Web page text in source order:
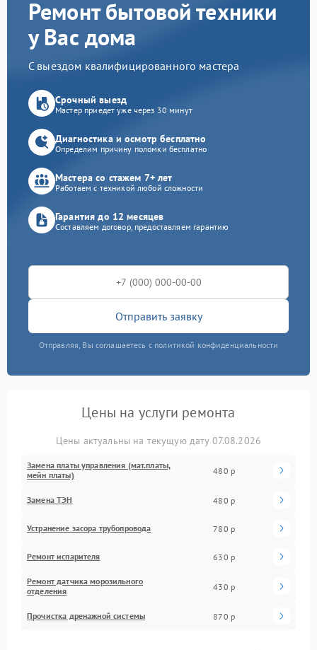
Ремонт бытовой техники
у Вас дома
С выездом квалифицированного мастера
Срочный выезд
Мастер приедет уже через 30 минут
Диагностика и осмотр бесплатно
Определим причину поломки бесплатно
Мастера со стажем 7+ лет
Работаем с техникой любой сложности
Гарантия до 12 месяцев
Составляем договор, предоставляем гарантию
Отправить заявку
Отправляя, Вы соглашаетесь с политикой конфиденциальности
Цены на услуги ремонта
Цены актуальны на текущую дату 07.08.2026
Замена платы управления (мат.платы,
мейн платы)
480 р
Замена ТЭН 480 р
Устранение засора трубопровода 780 р
Ремонт испарителя 630 р
Ремонт датчика морозильного
отделения
430 р
Прочистка дренажной системы 870 р